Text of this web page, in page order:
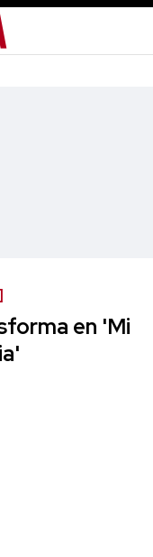
en 'Mi